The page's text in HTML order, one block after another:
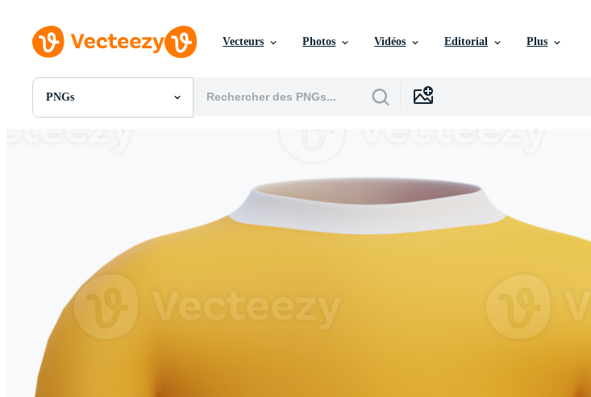
Vecteurs Photos Vidéos Editorial Plus
PNGs
Toutes Images
Motion graphics
Images Éditoriales
Événements Éditoriaux